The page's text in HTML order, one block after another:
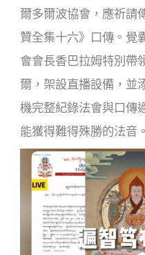
爾多爾波協會，應祈請
贊全集十六》口傳。覺
會會長香巴拉姆特別帶
爾，架設直播設備，並
機完整紀錄法會與口傳
能獲得難得殊勝的法音。